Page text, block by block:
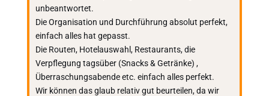
unbeantwortet.
Die Organisation und Durchführung absolut perfekt,
einfach alles hat gepasst.
Die Routen, Hotelauswahl, Restaurants, die
Verpflegung tagsüber (Snacks & Getränke) ,
Überraschungsabende etc. einfach alles perfekt.
Wir können das glaub relativ gut beurteilen, da wir